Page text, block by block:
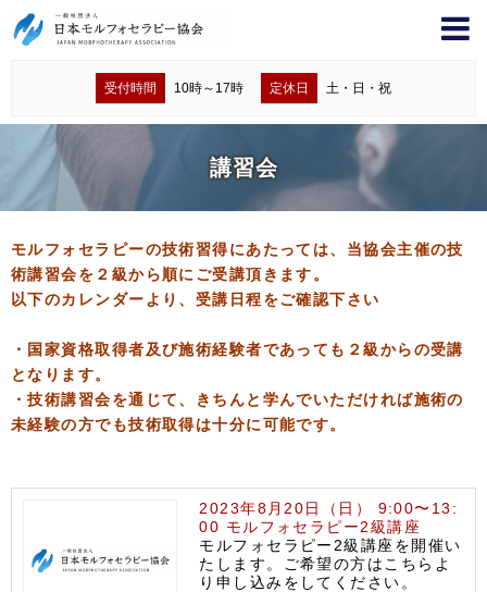
受付時間 10時～17時 定休日 土・日・祝
講習会
モルフォセラピーの技術習得にあたっては、当協会主催の技
術講習会を２級から順にご受講頂きます。
以下のカレンダーより、受講日程をご確認下さい
・国家資格取得者及び施術経験者であっても２級からの受講
となります。
・技術講習会を通じて、きちんと学んでいただければ施術の
未経験の方でも技術取得は十分に可能です。
2023年8月20日（日） 9:00〜13:
00 モルフォセラピー2級講座
モルフォセラピー2級講座を開催い
たします。ご希望の方はこちらよ
り申し込みをしてください。